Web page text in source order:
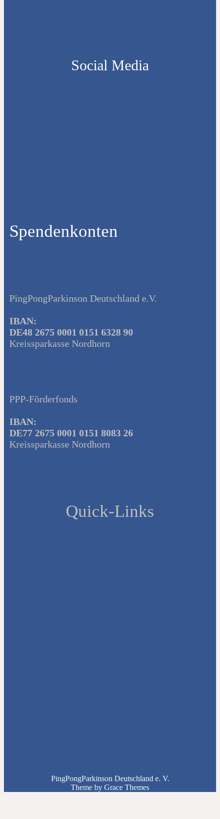
Social Media
Spendenkonten
PingPongParkinson Deutschland e.V.
IBAN:
DE48 2675 0001 0151 6328 90
Kreissparkasse Nordhorn
PPP-Förderfonds
IBAN:
DE77 2675 0001 0151 8083 26
Kreissparkasse Nordhorn
Quick-Links
PingPongParkinson Deutschland e. V.
Theme by Grace Themes